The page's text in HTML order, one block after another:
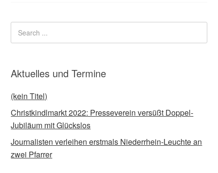
Aktuelles und Termine
(kein Titel)
Christkindlmarkt 2022: Presseverein versüßt Doppel-
Jubiläum mit Glückslos
Journalisten verleihen erstmals Niederrhein-Leuchte an
zwei Pfarrer